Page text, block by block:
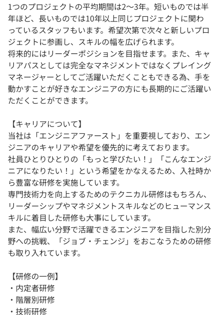
1つのプロジェクトの平均期間は2～3年。短いものでは半
年ほど、長いものでは10年以上同じプロジェクトに関わ
っているスタッフもいます。希望次第で次々と新しいプロ
ジェクトに参画し、スキルの幅を広げられます。
将来的にはリーダーポジションを目指せます。また、キャ
リアパスとしては完全なマネジメントではなくプレイング
マネージャーとしてご活躍いただくこともできる為、手を
動かすことが好きなエンジニアの方にも長期的にご活躍い
ただくことができます。
【キャリアについて】
当社は「エンジニアファースト」を重要視しており、エン
ジニアのキャリアや希望を優先的に考えております。
社員ひとりひとりの「もっと学びたい！」「こんなエンジ
ニアになりたい！」という希望をかなえるため、入社時か
ら豊富な研修を実施しています。
専門技術力を向上するためのテクニカル研修はもちろん、
リーダーシップやマネジメントスキルなどのヒューマンス
キルに着目した研修も大事にしています。
また、幅広い分野で活躍できるエンジニアを目指した別分
野への挑戦、「ジョブ・チェンジ」をおこなうための研修
も取り入れています。
【研修の一例】
・内定者研修
・階層別研修
・技術研修